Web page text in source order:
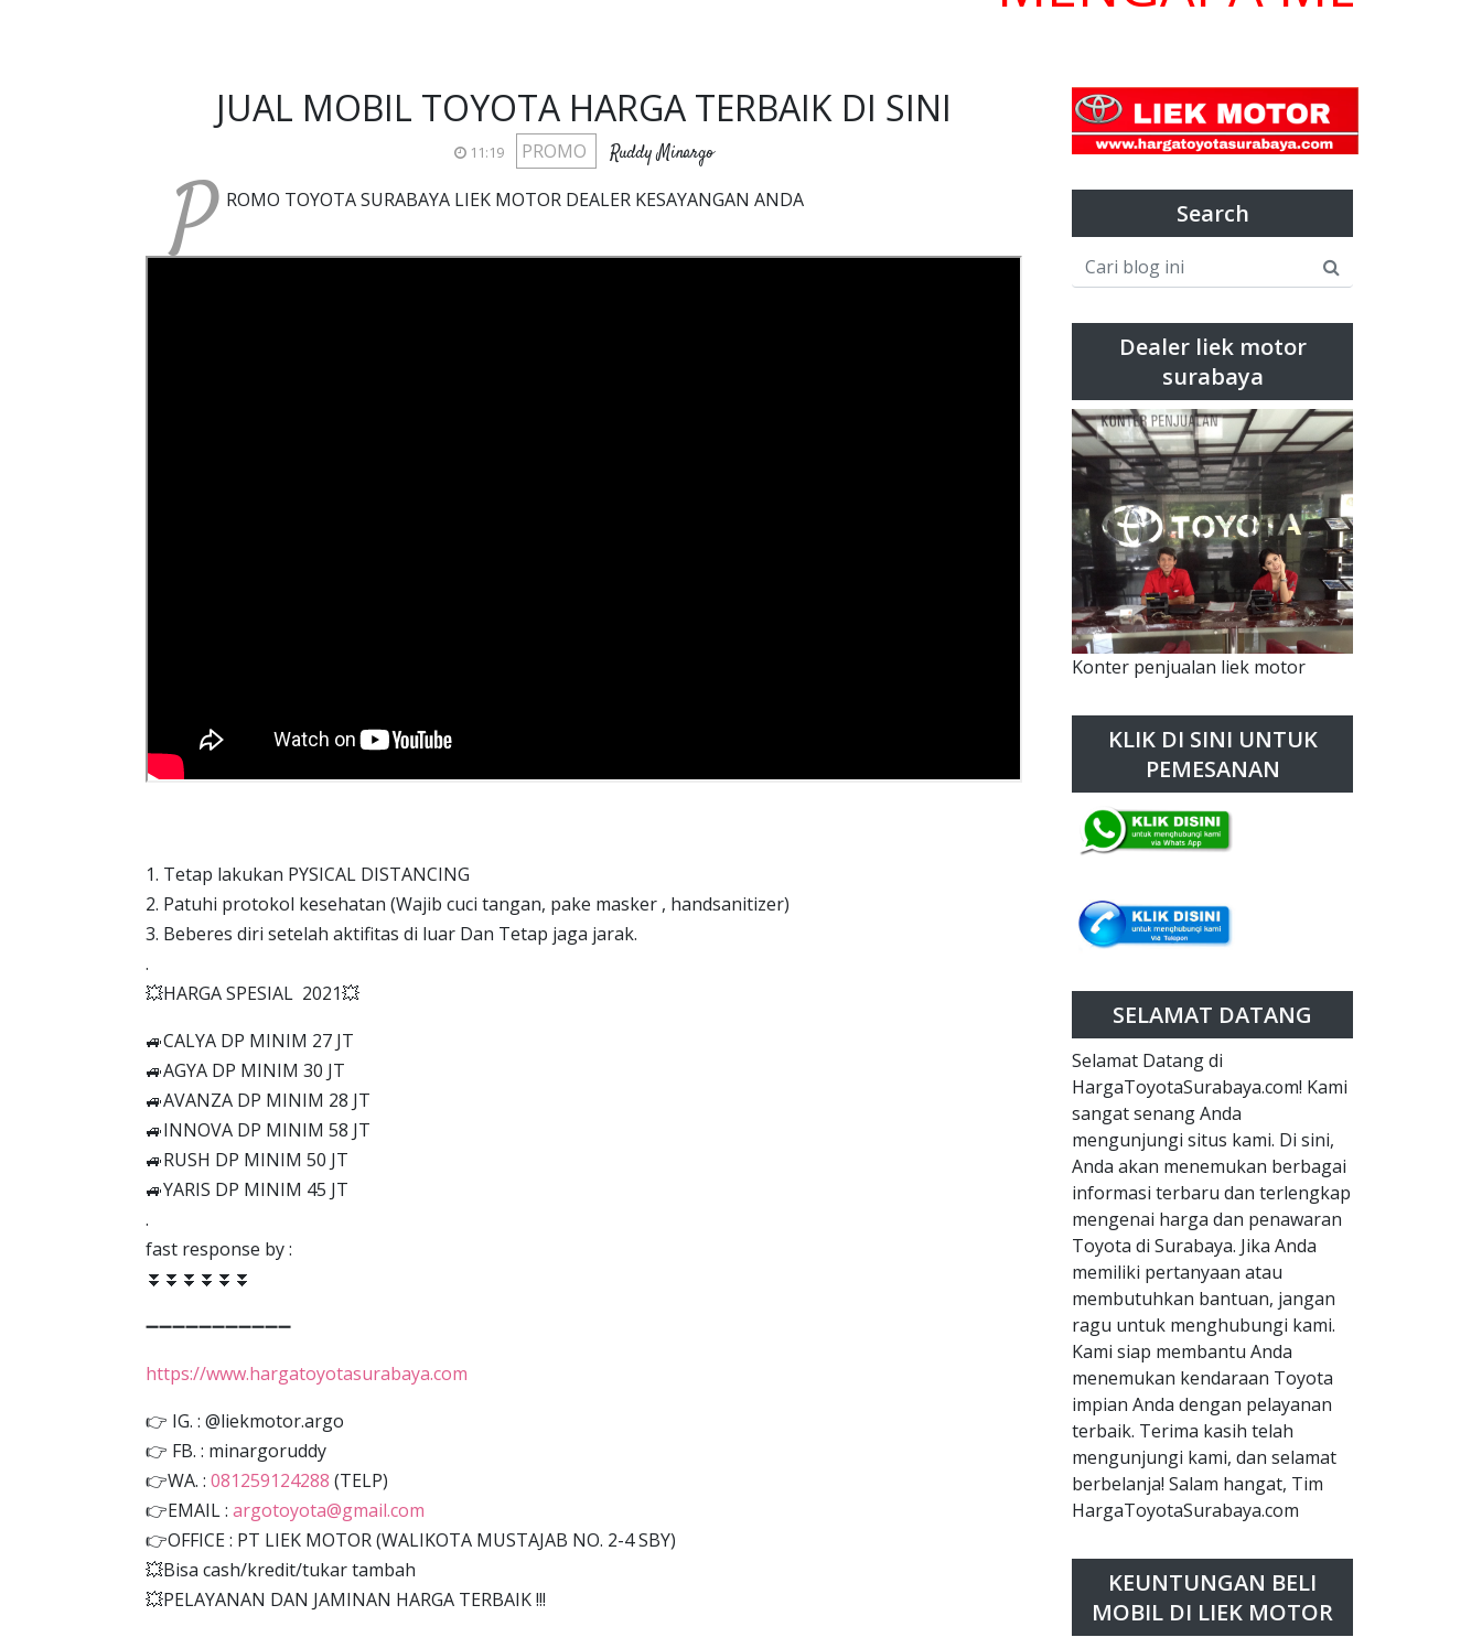
JUAL MOBIL TOYOTA HARGA TERBAIK DI SINI
11:19 PROMO Ruddy Minargo
P ROMO TOYOTA SURABAYA LIEK MOTOR DEALER KESAYANGAN ANDA
1. Tetap lakukan PYSICAL DISTANCING
2. Patuhi protokol kesehatan (Wajib cuci tangan, pake masker , handsanitizer)
3. Beberes diri setelah aktifitas di luar Dan Tetap jaga jarak.
.
💥HARGA SPESIAL 2021💥
🚙CALYA DP MINIM 27 JT
🚙AGYA DP MINIM 30 JT
🚙AVANZA DP MINIM 28 JT
🚙INNOVA DP MINIM 58 JT
🚙RUSH DP MINIM 50 JT
🚙YARIS DP MINIM 45 JT
.
fast response by :
⏬⏬⏬⏬⏬⏬
➖➖➖➖➖➖➖➖➖➖➖
https://www.hargatoyotasurabaya.com
👉 IG. : @liekmotor.argo
👉 FB. : minargoruddy
👉WA. : 081259124288 (TELP)
👉EMAIL : argotoyota@gmail.com
👉OFFICE : PT LIEK MOTOR (WALIKOTA MUSTAJAB NO. 2-4 SBY)
💥Bisa cash/kredit/tukar tambah
💥PELAYANAN DAN JAMINAN HARGA TERBAIK !!!
Search
Dealer liek motor
surabaya
Konter penjualan liek motor
KLIK DI SINI UNTUK
PEMESANAN
SELAMAT DATANG
Selamat Datang di
HargaToyotaSurabaya.com! Kami
sangat senang Anda
mengunjungi situs kami. Di sini,
Anda akan menemukan berbagai
informasi terbaru dan terlengkap
mengenai harga dan penawaran
Toyota di Surabaya. Jika Anda
memiliki pertanyaan atau
membutuhkan bantuan, jangan
ragu untuk menghubungi kami.
Kami siap membantu Anda
menemukan kendaraan Toyota
impian Anda dengan pelayanan
terbaik. Terima kasih telah
mengunjungi kami, dan selamat
berbelanja! Salam hangat, Tim
HargaToyotaSurabaya.com
KEUNTUNGAN BELI
MOBIL DI LIEK MOTOR